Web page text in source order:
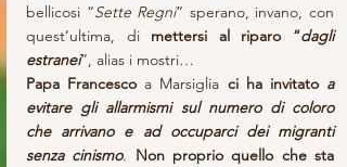
bellicosi “Sette Regni” sperano, invano, con
quest’ultima, di mettersi al riparo “dagli
estranei”, alias i mostri…
Papa Francesco a Marsiglia ci ha invitato a
evitare gli allarmismi sul numero di coloro
che arrivano e ad occuparci dei migranti
senza cinismo. Non proprio quello che sta